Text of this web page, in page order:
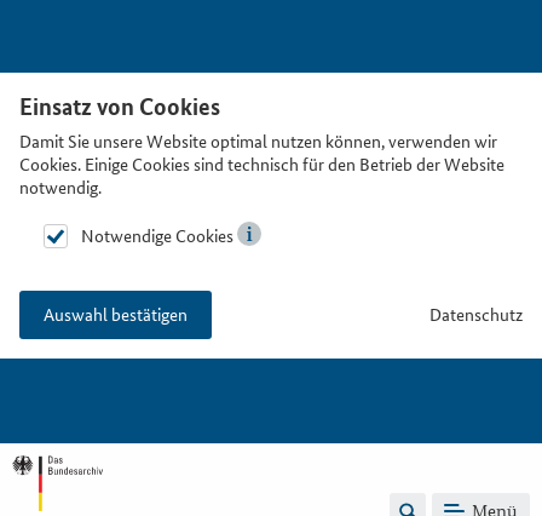
Einsatz von Cookies
Damit Sie unsere Website optimal nutzen können, verwenden wir
Cookies. Einige Cookies sind technisch für den Betrieb der Website
notwendig.
Notwendige Cookies
Auswahl bestätigen Datenschutz